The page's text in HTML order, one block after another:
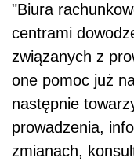
"Biura
centrami
związanych z
one pomoc już
następnie
prowadzenia,
zmianach,